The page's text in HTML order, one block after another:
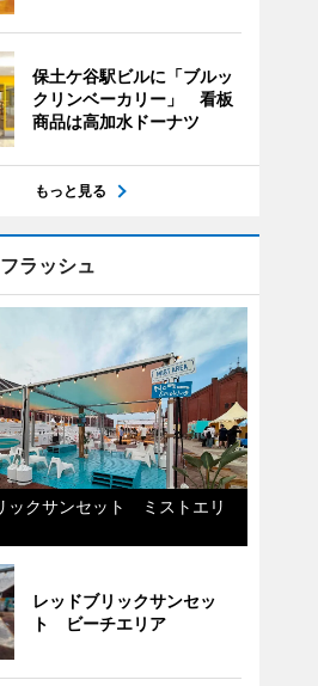
保土ケ谷駅ビルに「ブルッ
クリンベーカリー」 看板
商品は高加水ドーナツ
もっと見る
ラッシュ
ックサンセット ミストエリ
レッドブリックサンセッ
ト ビーチエリア